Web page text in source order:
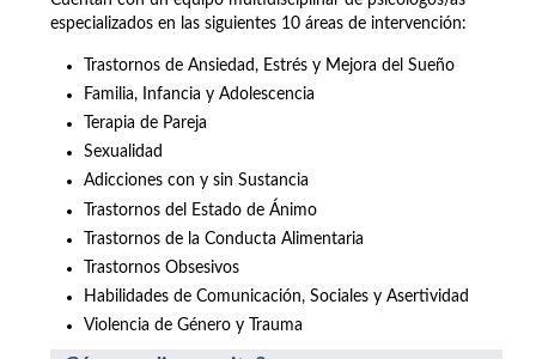
especializados en las siguientes 10 áreas de intervención:
Trastornos de Ansiedad, Estrés y Mejora del Sueño
Familia, Infancia y Adolescencia
Terapia de Pareja
Sexualidad
Adicciones con y sin Sustancia
Trastornos del Estado de Ánimo
Trastornos de la Conducta Alimentaria
Trastornos Obsesivos
Habilidades de Comunicación, Sociales y Asertividad
Violencia de Género y Trauma